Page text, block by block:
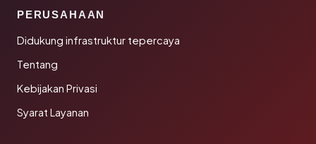
PERUSAHAAN
Didukung infrastruktur tepercaya
Tentang
Kebijakan Privasi
Syarat Layanan